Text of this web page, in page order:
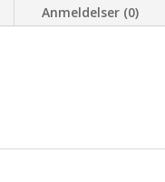
Anmeldelser (0)